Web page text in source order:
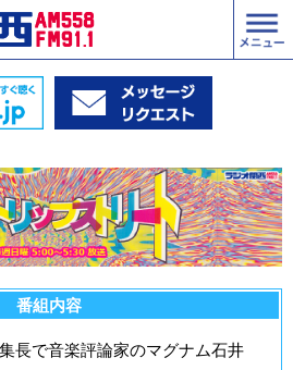
番組内容
長で音楽評論家のマグナム石井